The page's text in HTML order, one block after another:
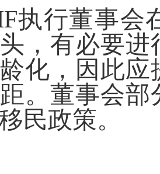
行董事会在
，有必要
化，因此
。董事会
民政策。